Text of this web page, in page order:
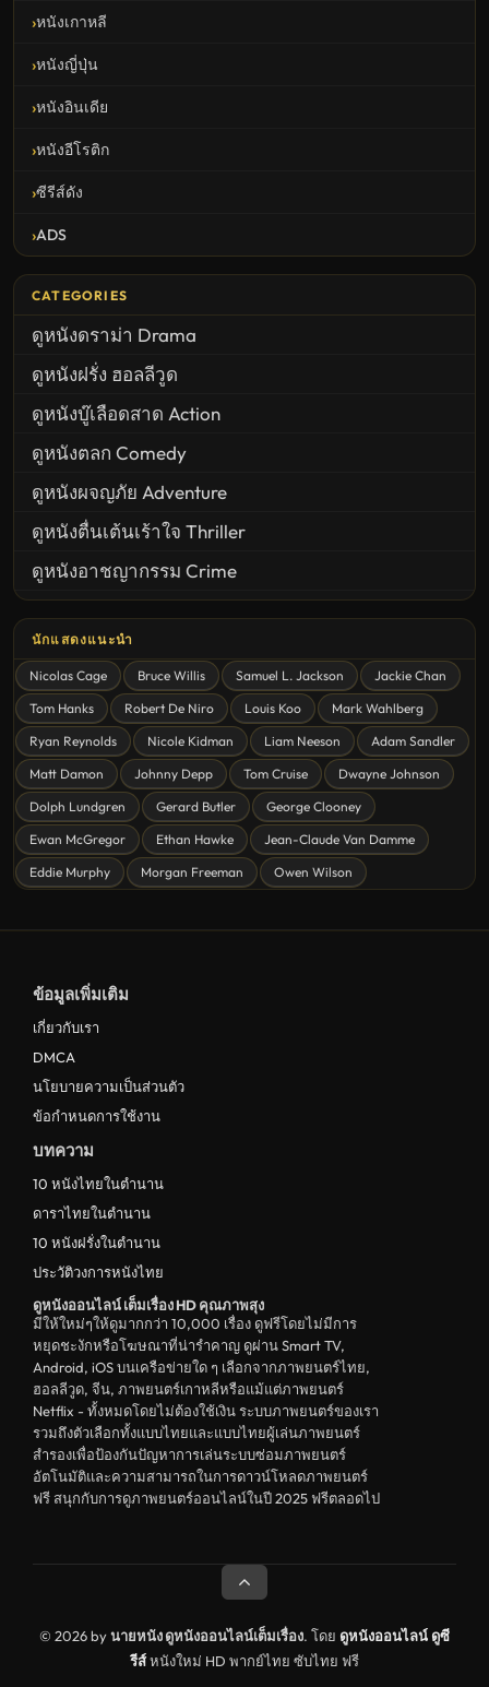
หนังเกาหลี
หนังญี่ปุ่น
หนังอินเดีย
หนังอีโรติก
ซีรีส์ดัง
ADS
CATEGORIES
ดูหนังดราม่า Drama
ดูหนังฝรั่ง ฮอลลีวูด
ดูหนังบู๊เลือดสาด Action
ดูหนังตลก Comedy
ดูหนังผจญภัย Adventure
ดูหนังตื่นเต้นเร้าใจ Thriller
ดูหนังอาชญากรรม Crime
ดูหนังสยองขวัญ Horror
ดูหนังโรแมนติก Romance
หนังชีวิต
ดูหนังแฟนตาซี Fantasy
ดูหนังลึกลับ Mystery
ดูหนังอนิเมชั่น Animation
ดูหนังไซไฟ Sci-Fi
ดูหนังญี่ปุ่น Japan
ดูหนังชีวประวัติ Biography
ดูหนังเกาหลีใต้ South Korea
ระทึกขวัญ
ตลก
ดูหนังจีน China
unknown
ดูหนังอีโรติก R18+ erotic
บู๊
หนังฝรั่ง
ดูหนังสารคดี Documentary
สยองขวัญ
ดูหนังอินเดีย India
ดูหนังจีนฮ่องกง Hong Kong
ดูหนังฝรั่งเศส France
ดูหนังฝรั่งแคนนาดา Canada
นักแสดงแนะนำ
Nicolas Cage Bruce Willis Samuel L. Jackson
Jackie Chan
Tom Hanks
Robert De Niro Louis Koo
Mark Wahlberg
Ryan Reynolds
Nicole Kidman Liam Neeson
Adam Sandler
Matt Damon
Johnny Depp Tom Cruise
Dwayne Johnson
Dolph Lundgren
Gerard Butler
George Clooney
Ewan McGregor
Ethan Hawke
Jean-Claude Van Damme
Eddie Murphy
Morgan Freeman Owen Wilson
ข้อมูลเพิ่มเติม
เกี่ยวกับเรา
DMCA
นโยบายความเป็นส่วนตัว
ข้อกำหนดการใช้งาน
บทความ
10 หนังไทยในตำนาน
ดาราไทยในตำนาน
10 หนังฝรั่งในตำนาน
ประวัติวงการหนังไทย
ดูหนังออนไลน์ เต็มเรื่อง HD คุณภาพสุง
มีให้ใหม่ๆให้ดูมากกว่า 10,000 เรื่อง ดูฟรีโดยไม่มีการ
หยุดชะงักหรือโฆษณาที่น่ารำคาญ ดูผ่าน Smart TV,
Android, iOS บนเครือข่ายใด ๆ เลือกจากภาพยนตร์ไทย,
ฮอลลีวูด, จีน, ภาพยนตร์เกาหลีหรือแม้แต่ภาพยนตร์
Netflix - ทั้งหมดโดยไม่ต้องใช้เงิน ระบบภาพยนตร์ของเรา
รวมถึงตัวเลือกทั้งแบบไทยและแบบไทยผู้เล่นภาพยนตร์
สำรองเพื่อป้องกันปัญหาการเล่นระบบซ่อมภาพยนตร์
อัตโนมัติและความสามารถในการดาวน์โหลดภาพยนตร์
ฟรี สนุกกับการดูภาพยนตร์ออนไลน์ในปี 2025 ฟรีตลอดไป
© 2026 byนายหนัง ดูหนังออนไลน์เต็มเรื่อง. โดย ดูหนังออนไลน์ ดูซี
รีส์หนังใหม่ HD พากย์ไทย ซับไทย ฟรี